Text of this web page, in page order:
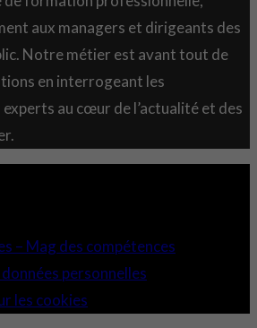
aux managers et dirigeants des
Notre métier est avant tout de
en interrogeant les
au cœur de l’actualité et des
– Mag des compétences
personnelles
les cookies